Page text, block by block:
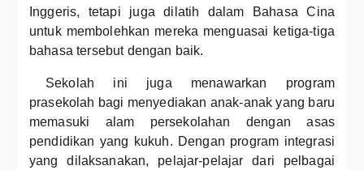
Inggeris, tetapi juga dilatih dalam Bahasa Cina
untuk membolehkan mereka menguasai ketiga-tiga
bahasa tersebut dengan baik.
Sekolah ini juga menawarkan program
prasekolah bagi menyediakan anak-anak yang baru
memasuki alam persekolahan dengan asas
pendidikan yang kukuh. Dengan program integrasi
yang dilaksanakan, pelajar-pelajar dari pelbagai